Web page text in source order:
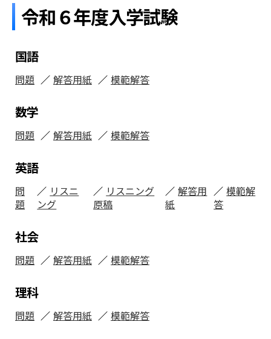
令和６年度入学試験
国語
問題 解答用紙 模範解答
数学
問題 解答用紙 模範解答
英語
問
題
リスニ
ング
リスニング
原稿
解答用
紙
模範解
答
社会
問題 解答用紙 模範解答
理科
問題 解答用紙 模範解答